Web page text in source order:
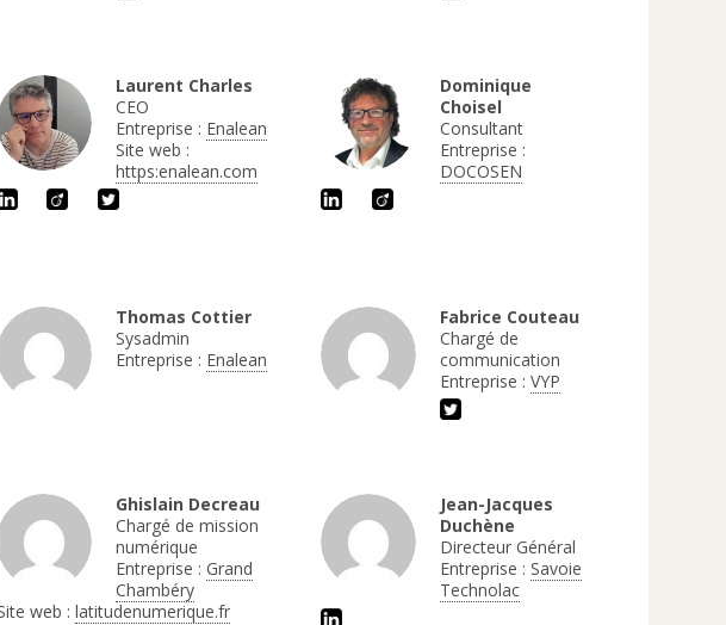
Laurent Charles
CEO
Entreprise : Enalean
Site web :
https:enalean.com
Dominique
Choisel
Consultant
Entreprise :
DOCOSEN
Thomas Cottier
Sysadmin
Entreprise : Enalean
Fabrice Couteau
Chargé de
communication
Entreprise :VYP
Ghislain Decreau
Chargé de mission
numérique
Entreprise : Grand
Chambéry
web : latitudenumerique.fr
Jean-Jacques
Duchène
Directeur Général
Entreprise : Savoie
Technolac